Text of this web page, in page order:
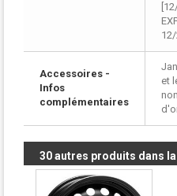
12/
Accessoires -
Infos
complémentaires
et
30 autres produits dans